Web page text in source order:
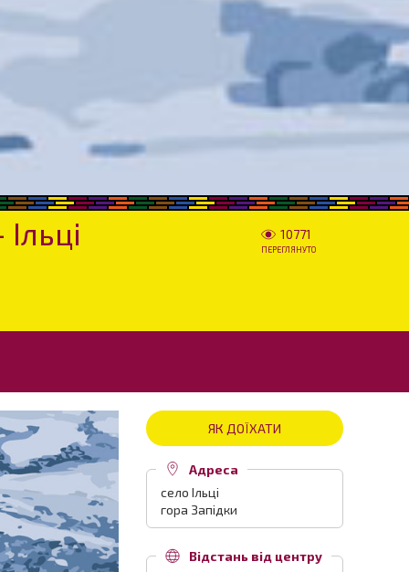
10771
ПЕРЕГЛЯНУТО
ЯК ДОЇХАТИ
Адреса
село Ільці
гора Запідки
Відстань від центру